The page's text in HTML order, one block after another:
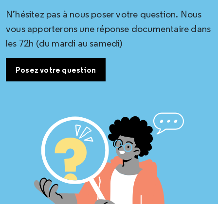
N’hésitez pas à nous poser votre question. Nous
vous apporterons une réponse documentaire dans
les 72h (du mardi au samedi)
Posez votre question